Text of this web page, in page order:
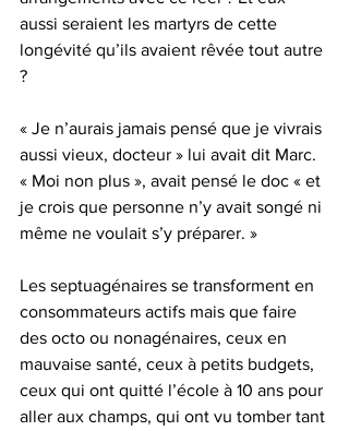
aussi seraient les martyrs de cette
longévité qu’ils avaient rêvée tout autre
?
« Je n’aurais jamais pensé que je vivrais
aussi vieux, docteur » lui avait dit Marc.
« Moi non plus », avait pensé le doc « et
je crois que personne n’y avait songé ni
même ne voulait s’y préparer. »
Les septuagénaires se transforment en
consommateurs actifs mais que faire
des octo ou nonagénaires, ceux en
mauvaise santé, ceux à petits budgets,
ceux qui ont quitté l’école à 10 ans pour
aller aux champs, qui ont vu tomber tant